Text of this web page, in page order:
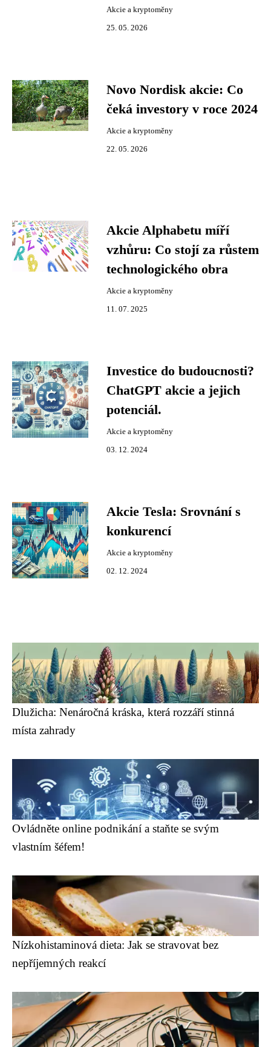
Akcie a kryptoměny
25. 05. 2026
Novo Nordisk akcie: Co
čeká investory v roce 2024
Akcie a kryptoměny
22. 05. 2026
Akcie Alphabetu míří
vzhůru: Co stojí za růstem
technologického obra
Akcie a kryptoměny
11. 07. 2025
Investice do budoucnosti?
ChatGPT akcie a jejich
potenciál.
Akcie a kryptoměny
03. 12. 2024
Akcie Tesla: Srovnání s
konkurencí
Akcie a kryptoměny
02. 12. 2024
Dlužicha: Nenáročná kráska, která rozzáří stinná
místa zahrady
Ovládněte online podnikání a staňte se svým
vlastním šéfem!
Nízkohistaminová dieta: Jak se stravovat bez
nepříjemných reakcí